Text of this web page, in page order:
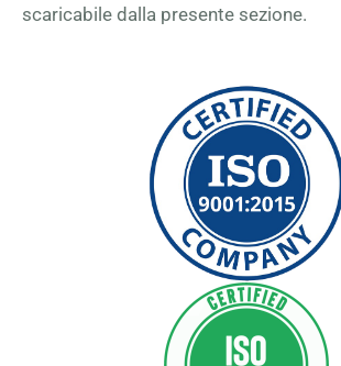
scaricabile dalla presente sezione.